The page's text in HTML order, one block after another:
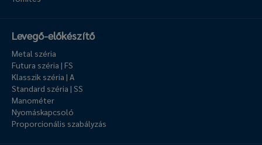
Levegő-előkészítő
Metal széria
Futura széria | FS
Klasszik széria | A
Standard széria | SS
Manométer
Nyomáskapcsoló
Proporcionális szabályzás